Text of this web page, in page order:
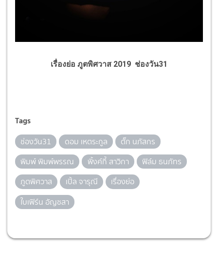
เรื่องย่อ ภูตพิศวาส 2019 ช่องวัน31
Tags
ช่องวัน31 ดอม เหตระกูล
ตั๊ก นภัสกร
พิมพ์ พิมพ์พรรณ
พิ้งค์กี้ สาวิกา
ฟิล์ม ธนภัทร
ภูตพิศวาส
เปิ้ล จารุณี
เรื่องย่อ
ใบเฟิร์น อัญชสา